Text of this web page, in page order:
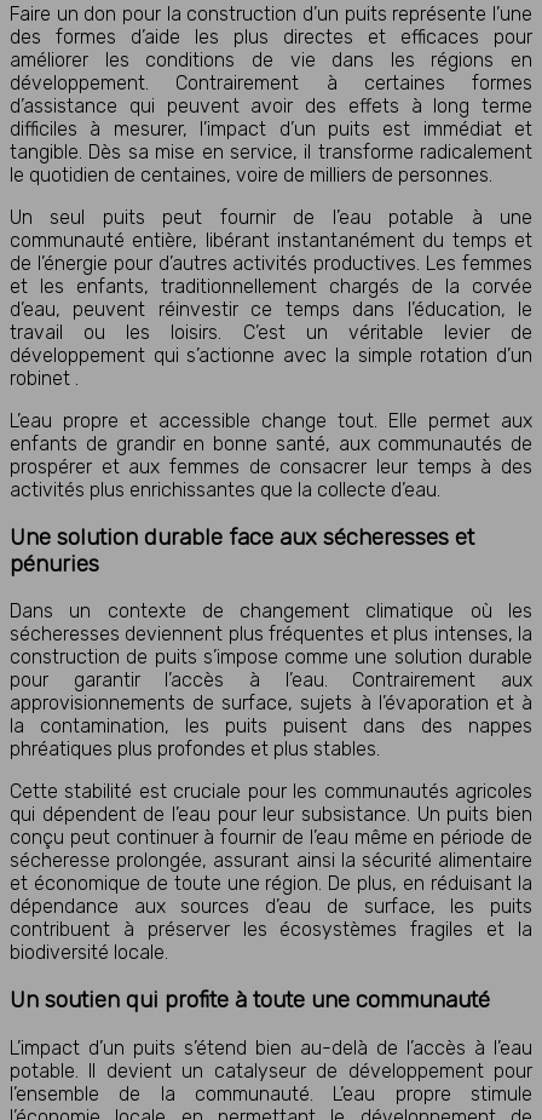
Faire un don pour la construction d’un puits représente l’une
des formes d’aide les plus directes et efficaces pour
améliorer les conditions de vie dans les régions en
développement. Contrairement à certaines formes
d’assistance qui peuvent avoir des effets à long terme
difficiles à mesurer, l’impact d’un puits est immédiat et
tangible. Dès sa mise en service, il transforme radicalement
le quotidien de centaines, voire de milliers de personnes.
Un seul puits peut fournir de l’eau potable à une
communauté entière, libérant instantanément du temps et
de l’énergie pour d’autres activités productives. Les femmes
et les enfants, traditionnellement chargés de la corvée
d’eau, peuvent réinvestir ce temps dans l’éducation, le
travail ou les loisirs. C’est un véritable levier de
développement qui s’actionne avec la simple rotation d’un
robinet .
L’eau propre et accessible change tout. Elle permet aux
enfants de grandir en bonne santé, aux communautés de
prospérer et aux femmes de consacrer leur temps à des
activités plus enrichissantes que la collecte d’eau.
Une solution durable face aux sécheresses et
pénuries
Dans un contexte de changement climatique où les
sécheresses deviennent plus fréquentes et plus intenses, la
construction de puits s’impose comme une solution durable
pour garantir l’accès à l’eau. Contrairement aux
approvisionnements de surface, sujets à l’évaporation et à
la contamination, les puits puisent dans des nappes
phréatiques plus profondes et plus stables.
Cette stabilité est cruciale pour les communautés agricoles
qui dépendent de l’eau pour leur subsistance. Un puits bien
conçu peut continuer à fournir de l’eau même en période de
sécheresse prolongée, assurant ainsi la sécurité alimentaire
et économique de toute une région. De plus, en réduisant la
dépendance aux sources d’eau de surface, les puits
contribuent à préserver les écosystèmes fragiles et la
biodiversité locale.
Un soutien qui profite à toute une communauté
L’impact d’un puits s’étend bien au-delà de l’accès à l’eau
potable. Il devient un catalyseur de développement pour
l’ensemble de la communauté. L’eau propre stimule